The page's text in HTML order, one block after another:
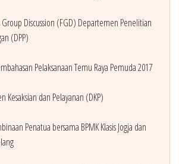
Discussion (FGD) Departemen Penelitian
(DPP)
Pelaksanaan Temu Raya Pemuda 2017
Kesaksian dan Pelayanan (DKP)
Penatua bersama BPMK Klasis Jogja dan